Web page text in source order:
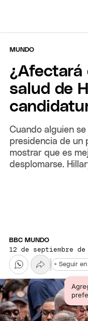
MUNDO
¿Afectará
salud de
Cuando alguien
presidencia de un
mostrar que es
desplomarse.
BBC MUNDO
12 de septiembre
+ Seguir en